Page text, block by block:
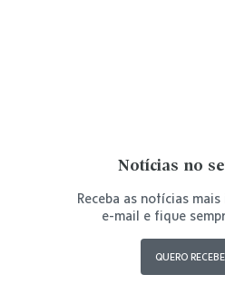
Notícias no
Receba as notícias
e-mail e fique
QUERO